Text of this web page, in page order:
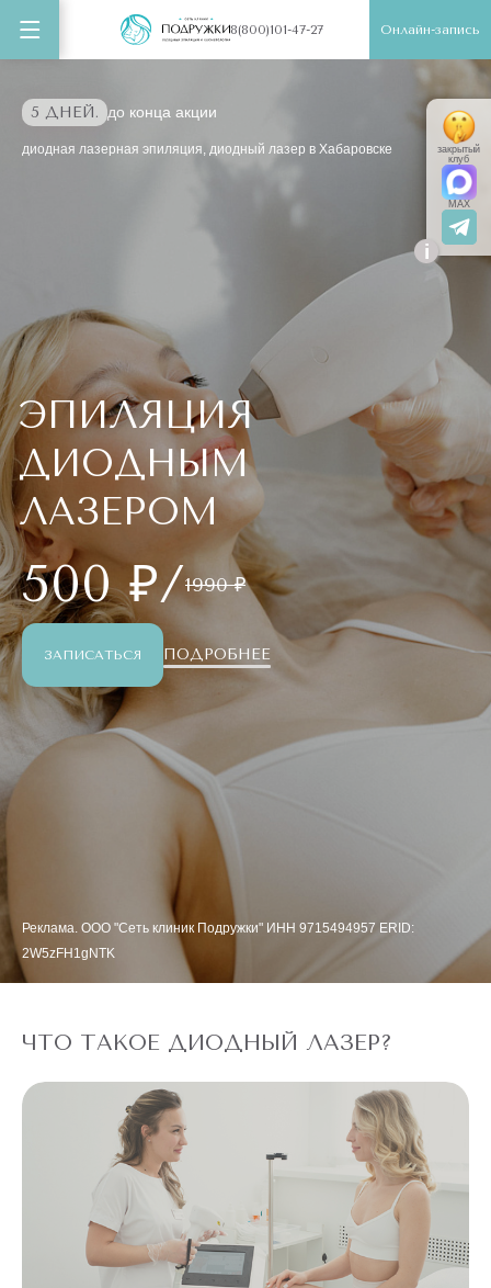
8(800)101-47-27 Онлайн-запись
5 ДНЕЙ. до конца акции
диодная лазерная эпиляция, диодный лазер в Хабаровске
ЭПИЛЯЦИЯ
ДИОДНЫМ
ЛАЗЕРОМ
500 ₽/1990 ₽
ЗАПИСАТЬСЯ ПОДРОБНЕЕ
Реклама. ООО "Сеть клиник Подружки" ИНН 9715494957 ERID:
2W5zFH1gNTK
ЧТО ТАКОЕ ДИОДНЫЙ ЛАЗЕР?
i
закрытый
клуб
MAX